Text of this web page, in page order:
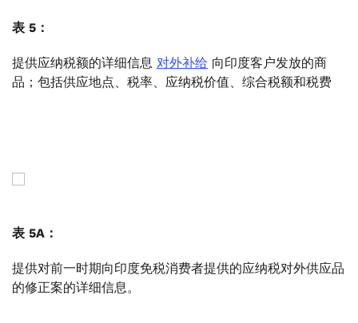
表 5：
提供应纳税额的详细信息 对外补给 向印度客户发放的商
品；包括供应地点、税率、应纳税价值、综合税额和税费
表 5A：
提供对前一时期向印度免税消费者提供的应纳税对外供应品
的修正案的详细信息。